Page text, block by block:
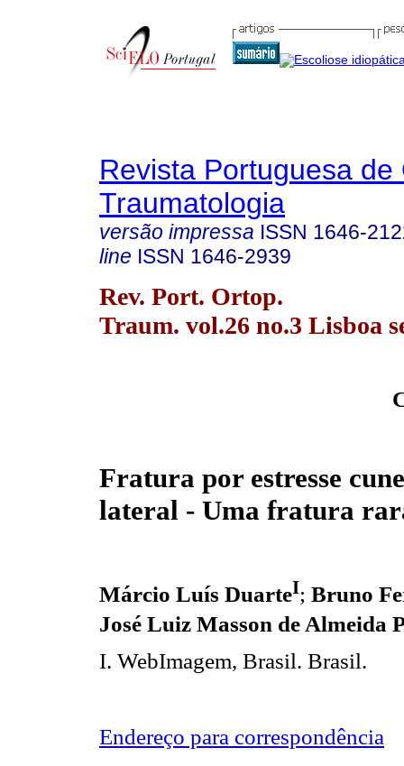
Revista Portuguesa de
Traumatologia
versão impressa ISSN 1646-
line ISSN 1646-2939
Rev. Port. Ortop.
Traum. vol.26 no.3 Lisboa
Fratura por estresse
lateral - Uma fratura
Márcio Luís DuarteI; Bruno
José Luiz Masson de Almeida
I. WebImagem, Brasil. Brasil.
Endereço para correspondência